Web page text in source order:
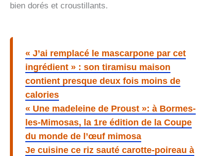
bien dorés et croustillants.
« J’ai remplacé le mascarpone par cet
ingrédient » : son tiramisu maison
contient presque deux fois moins de
calories
« Une madeleine de Proust »: à Bormes-
les-Mimosas, la 1re édition de la Coupe
du monde de l’œuf mimosa
Je cuisine ce riz sauté carotte-poireau à